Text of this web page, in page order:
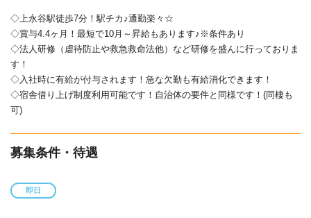
◇上永谷駅徒歩7分！駅チカ♪通勤楽々☆
◇賞与4.4ヶ月！最短で10月～昇給もあります♪※条件あり
◇法人研修（虐待防止や救急救命法他）など研修を盛んに行っておりま
す！
◇入社時に有給が付与されます！急な欠勤も有給消化できます！
◇宿舎借り上げ制度利用可能です！自治体の要件と同様です！(同棲も
可)
募集条件・待遇
即日